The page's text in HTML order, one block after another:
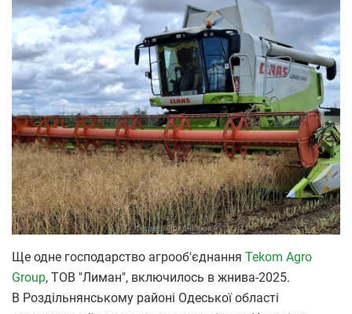
Ще одне господарство агрооб'єднання Tekom Agro
Group, ТОВ "Лиман", включилось в жнива-2025.
В Роздільнянському районі Одеської області